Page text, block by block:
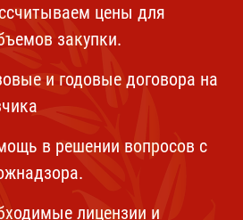
цены для
закупки.
и годовые договора на
в решении вопросов с
лицензии и